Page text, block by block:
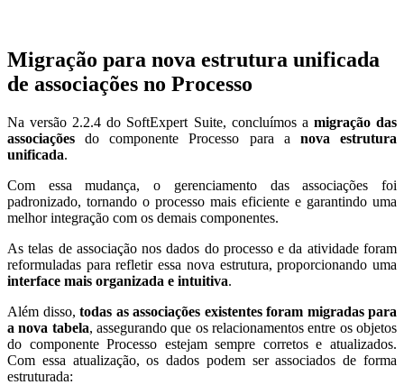
Migração para nova estrutura unificada
de associações no Processo
Na versão 2.2.4 do SoftExpert Suite, concluímos a migração das
associações do componente Processo para a nova estrutura
unificada.
Com essa mudança, o gerenciamento das associações foi
padronizado, tornando o processo mais eficiente e garantindo uma
melhor integração com os demais componentes.
As telas de associação nos dados do processo e da atividade foram
reformuladas para refletir essa nova estrutura, proporcionando uma
interface mais organizada e intuitiva.
Além disso, todas as associações existentes foram migradas para
a nova tabela, assegurando que os relacionamentos entre os objetos
do componente Processo estejam sempre corretos e atualizados.
Com essa atualização, os dados podem ser associados de forma
estruturada: